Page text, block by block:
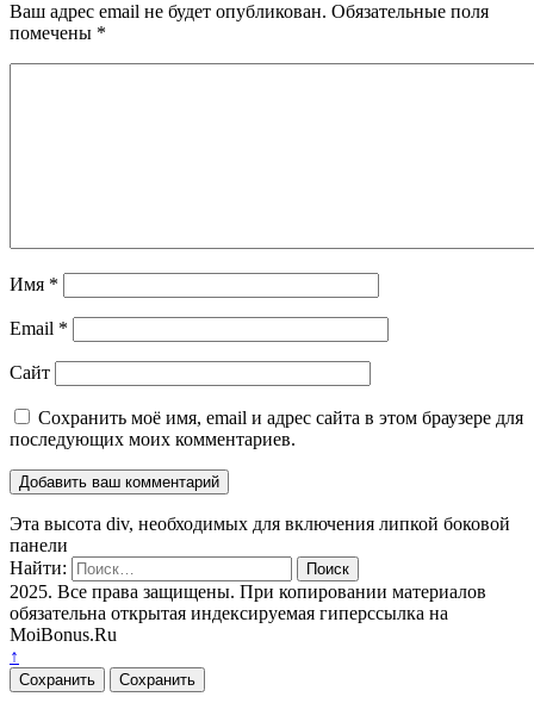
Ваш адрес email не будет опубликован. Обязательные поля
помечены *
Имя *
Email *
Сайт
Сохранить моё имя, email и адрес сайта в этом браузере для
последующих моих комментариев.
Эта высота div, необходимых для включения липкой боковой
панели
Найти:
2025. Все права защищены. При копировании материалов
обязательна открытая индексируемая гиперссылка на
MoiBonus.Ru
↑